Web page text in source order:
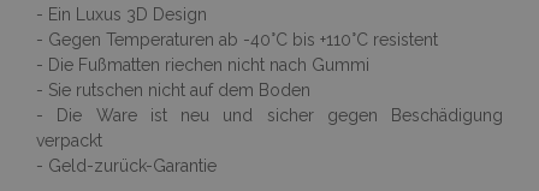
- Ein Luxus 3D Design
- Gegen Temperaturen ab -40°C bis +110°C resistent
- Die Fußmatten riechen nicht nach Gummi
- Sie rutschen nicht auf dem Boden
- Die Ware ist neu und sicher gegen Beschädigung
verpackt
- Geld-zurück-Garantie